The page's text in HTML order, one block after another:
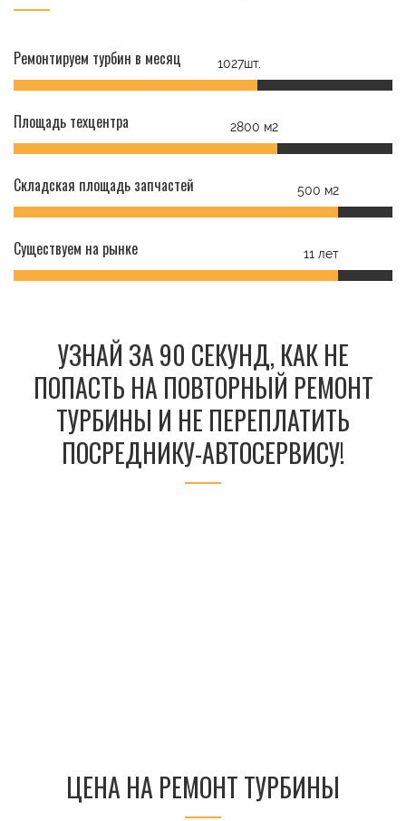
Ремонтируем турбин в месяц 1027шт.
Площадь техцентра 2800 м2
Складская площадь запчастей 500 м2
Существуем на рынке 11 лет
УЗНАЙ ЗА 90 СЕКУНД, КАК НЕ
ПОПАСТЬ НА ПОВТОРНЫЙ РЕМОНТ
ТУРБИНЫ И НЕ ПЕРЕПЛАТИТЬ
ПОСРЕДНИКУ-АВТОСЕРВИСУ!
ЦЕНА НА РЕМОНТ ТУРБИНЫ